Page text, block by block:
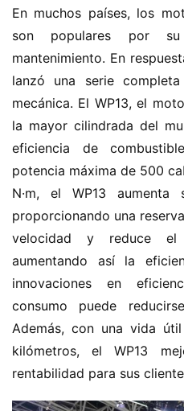
En muchos países, los
son populares por
mantenimiento. En
lanzó una serie
mecánica. El WP13, el
la mayor cilindrada del
eficiencia de
potencia máxima de 500
N·m, el WP13
proporcionando una
velocidad y reduce el
aumentando así la
innovaciones en
consumo puede
Además, con una vida
kilómetros, el WP13
rentabilidad para sus